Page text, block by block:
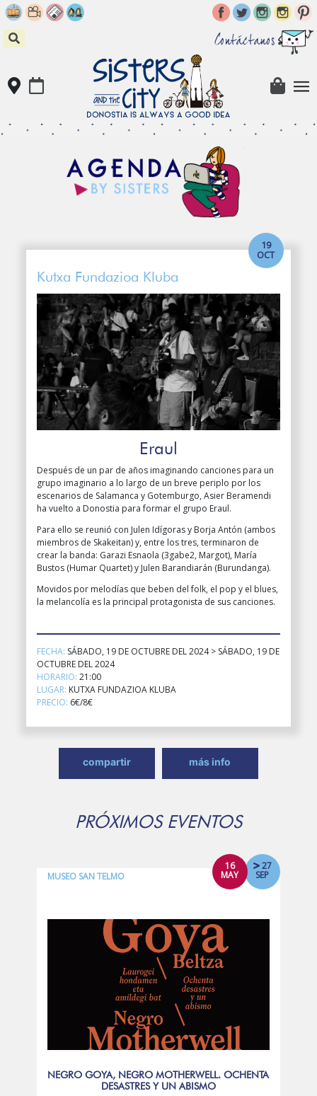
Skip
to
content
Contáctanos
19
OCT
Kutxa Fundazioa Kluba
Eraul
Después de un par de años imaginando canciones para un
grupo imaginario a lo largo de un breve periplo por los
escenarios de Salamanca y Gotemburgo, Asier Beramendi
ha vuelto a Donostia para formar el grupo Eraul.
Para ello se reunió con Julen Idígoras y Borja Antón (ambos
miembros de Skakeitan) y, entre los tres, terminaron de
crear la banda: Garazi Esnaola (3gabe2, Margot), María
Bustos (Humar Quartet) y Julen Barandiarán (Burundanga).
Movidos por melodías que beben del folk, el pop y el blues,
la melancolía es la principal protagonista de sus canciones.
FECHA: SÁBADO, 19 DE OCTUBRE DEL 2024 > SÁBADO, 19 DE
OCTUBRE DEL 2024
HORARIO:21:00
LUGAR: KUTXA FUNDAZIOA KLUBA
PRECIO: 6€/8€
compartir más info
PRÓXIMOS EVENTOS
16
MAY
27
SEP
MUSEO SAN TELMO
NEGRO GOYA, NEGRO MOTHERWELL. OCHENTA
DESASTRES Y UN ABISMO